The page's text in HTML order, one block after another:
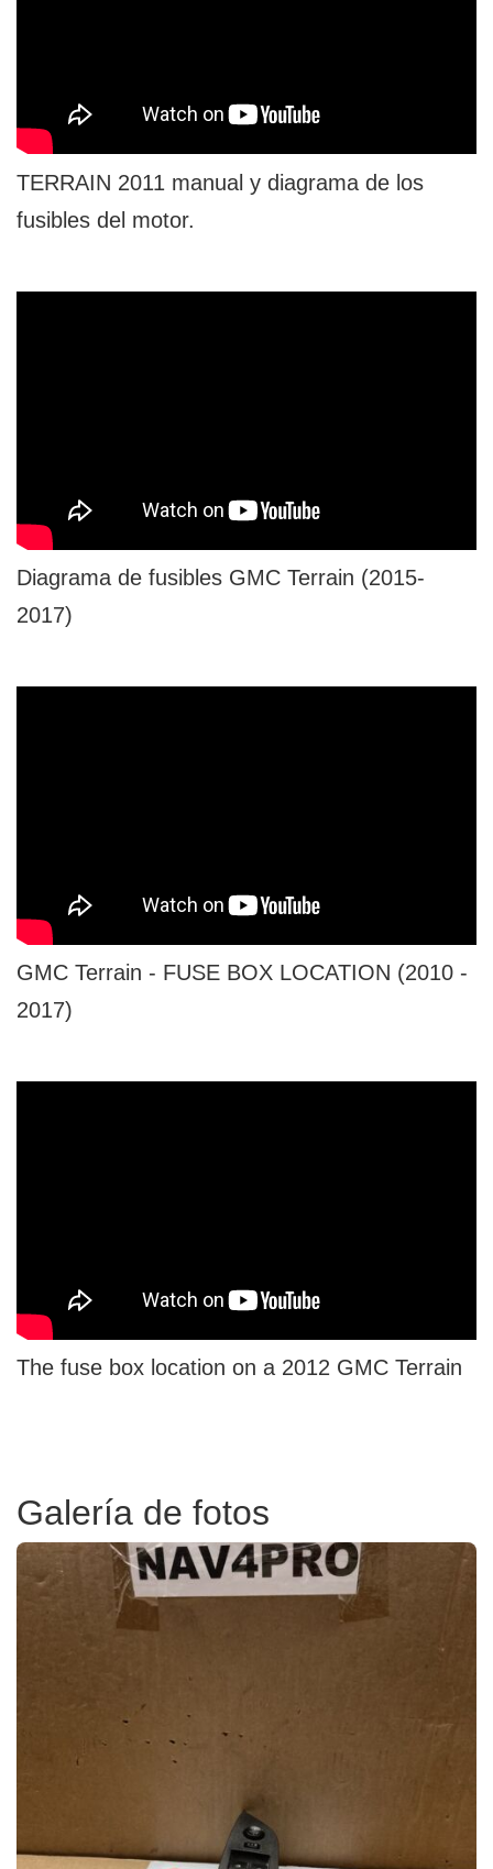
TERRAIN 2011 manual y diagrama de los
fusibles del motor.
Diagrama de fusibles GMC Terrain (2015-
2017)
GMC Terrain - FUSE BOX LOCATION (2010 -
2017)
The fuse box location on a 2012 GMC Terrain
Galería de fotos